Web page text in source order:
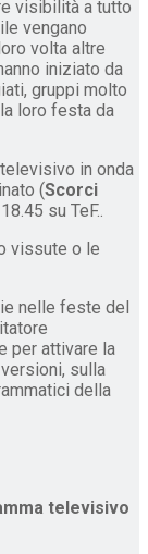
visibilità a tutto
vengano
volta altre
iniziato da
gruppi molto
loro festa da
in onda
(Scorci
su TeF..
vissute o le
nelle feste del
per attivare la
sulla
della
televisivo